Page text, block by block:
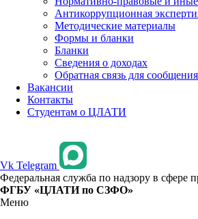
Антикоррупционная
Методические материалы
Формы и бланки
Бланки
Сведения о доходах
Обратная связь для
Вакансии
Контакты
Студентам о ЦЛАТИ
Vk Telegram
Федеральная служба по надзору в сфере
ФГБУ «ЦЛАТИ по СЗФО»
Меню